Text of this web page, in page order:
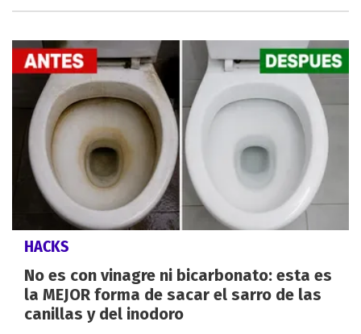
HACKS
No es con vinagre ni bicarbonato: esta es
la MEJOR forma de sacar el sarro de las
canillas y del inodoro